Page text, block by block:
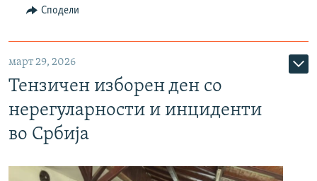
Сподели
март 29, 2026
Тензичен изборен ден со
нерегуларности и инциденти
во Србија